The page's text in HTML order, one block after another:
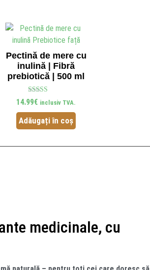
Pectină de mere cu
inulină | Fibră
prebiotică | 500 ml
Evaluat
5.00
din 5
14.99€ inclusiv TVA.
Adăugați în coș
medicinale, cu